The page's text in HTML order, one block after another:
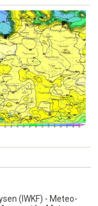
(IWKF) - Meteo-